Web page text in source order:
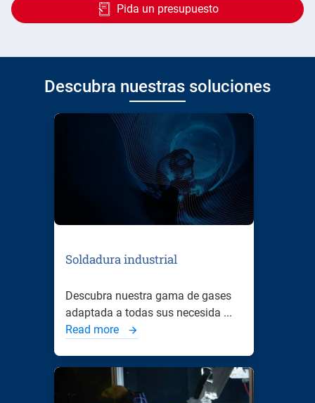
Pida un presupuesto
Descubra nuestras soluciones
Soldadura industrial
Descubra nuestra gama de gases
adaptada a todas sus necesida ...
Read more